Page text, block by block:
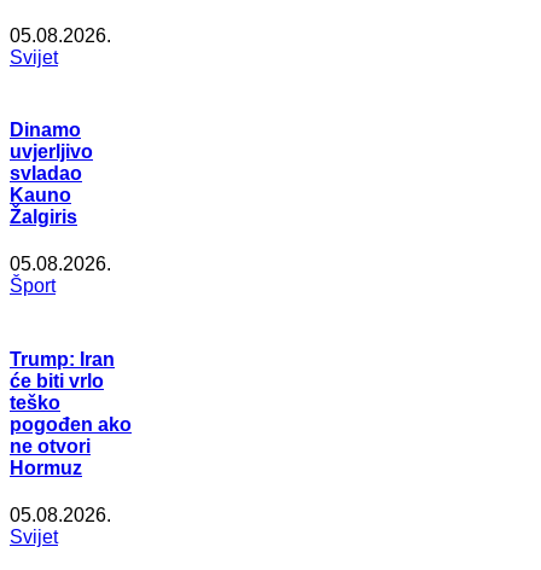
05.08.2026.
Svijet
Dinamo
uvjerljivo
svladao
Kauno
Žalgiris
05.08.2026.
Šport
Trump: Iran
će biti vrlo
teško
pogođen ako
ne otvori
Hormuz
05.08.2026.
Svijet